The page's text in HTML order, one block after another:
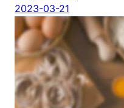
2023-03-21